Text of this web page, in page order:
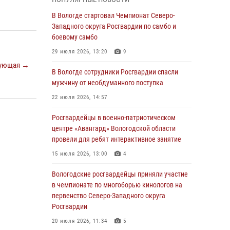
→
магазина
03 августа 2026, 09:34
В Вологде определились победители и
призеры Чемпионатов Северо-Западного
самбо
03 августа 2026, 08:54 8 1
ВНЕВЕДОМСТВЕННОЙ ОХРАНЫ РОСГВАРДИИ
В ВОЛОГОДСКОЙ ОБЛАСТИ ЗАДЕРЖАНО 23
ПРАВОНАРУШИТЕЛЯ
02 августа 2026, 10:37
Росгвардейцы в г. Соколе задержали
несовершеннолетнего нарушителя
на питбайке
31 июля 2026, 06:43
В Вологде стартовал Чемпионат Северо-
Западного округа Росгвардии по самбо и
боевому самбо
29 июля 2026, 13:20 9
В Вологде сотрудники Росгвардии спасли
мужчину от необдуманного поступка
22 июля 2026, 14:57
Росгвардейцы в военно-патриотическом
центре «Авангард» Вологодской области
провели для ребят интерактивное занятие
15 июля 2026, 13:00 4
Вологодские росгвардейцы приняли участие
в чемпионате по многоборью кинологов на
первенство Северо-Западного округа
Росгвардии
20 июля 2026, 11:34 5